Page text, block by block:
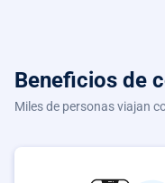
Beneficios de
Miles de personas viajan